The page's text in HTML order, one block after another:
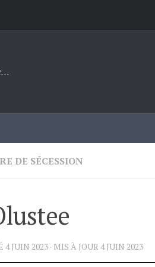
DE SÉCESSION
4 JUIN 2023 · MIS À JOUR 4 JUIN 2023